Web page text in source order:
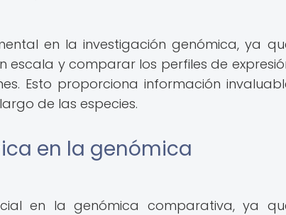
en la investigación genómica, ya
escala y comparar los perfiles de
Esto proporciona información
de las especies.
en la genómica
en la genómica comparativa, ya